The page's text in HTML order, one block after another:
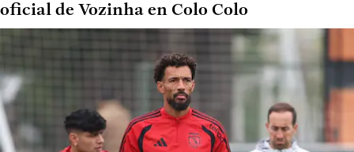
oficial de Vozinha en Colo Colo